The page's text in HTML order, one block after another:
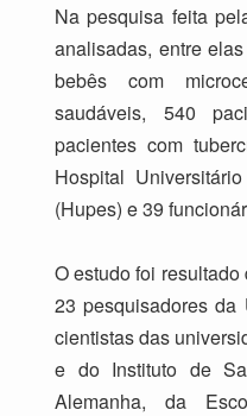
Na pesquisa feita
analisadas, entre
bebês com
saudáveis, 540
pacientes com
Hospital
(Hupes) e 39
O estudo foi
23 pesquisadores da
cientistas das
e do Instituto de
Alemanha, da